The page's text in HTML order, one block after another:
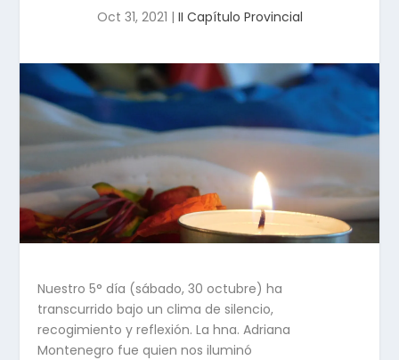
Oct 31, 2021 | II Capítulo Provincial
Nuestro 5° día (sábado, 30 octubre) ha
transcurrido bajo un clima de silencio,
recogimiento y reflexión. La hna. Adriana
Montenegro fue quien nos iluminó